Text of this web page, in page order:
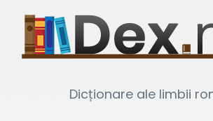
Dicționare ale limbii